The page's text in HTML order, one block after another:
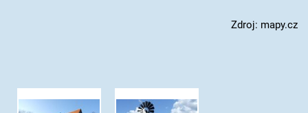
Zdroj: mapy.cz